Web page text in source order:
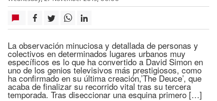
La observación minuciosa y detallada de personas y
colectivos en determinados lugares urbanos muy
específicos es lo que ha convertido a David Simon en
uno de los genios televisivos más prestigiosos, como
ha confirmado en su última creación,’The Deuce’, que
acaba de finalizar su recorrido vital tras su tercera
temporada. Tras diseccionar una esquina primero […]